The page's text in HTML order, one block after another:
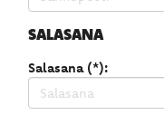
SALASANA
Salasana (*):